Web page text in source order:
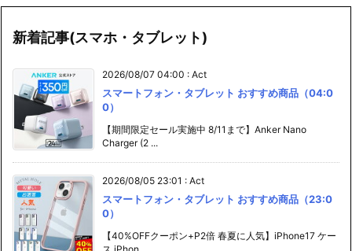
新着記事(スマホ・タブレット)
2026/08/07 04:00 : Act
スマートフォン・タブレット おすすめ商品（04:0
0）
【期間限定セール実施中 8/11まで】Anker Nano
Charger (2 ...
2026/08/05 23:01 : Act
スマートフォン・タブレット おすすめ商品（23:0
0）
【40%OFFクーポン+P2倍 春夏に人気】iPhone17 ケー